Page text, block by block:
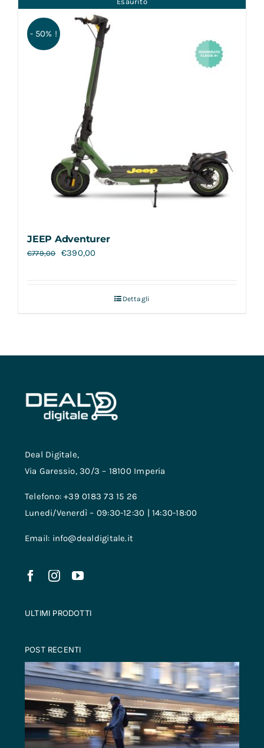
- 50% !
JEEP Adventurer
€779,00 €390,00
Dettagli
Deal Digitale,
Via Garessio, 30/3 – 18100 Imperia
Telefono: +39 0183 73 15 26
Lunedi/Venerdì – 09:30-12:30 | 14:30-18:00
Email: info@dealdigitale.it
ULTIMI PRODOTTI
POST RECENTI